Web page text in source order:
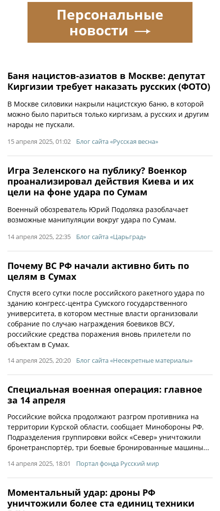
Баня нацистов-азиатов в Москве: депутат
Киргизии требует наказать русских (ФОТО)
В Москве силовики накрыли нацистскую баню, в которой
можно было париться только киргизам, а русских и другим
народы не пускали.
15 апреля 2025, 01:02 Блог сайта «Русская весна»
Игра Зеленского на публику? Военкор
проанализировал действия Киева и их
цели на фоне удара по Сумам
Военный обозреватель Юрий Подоляка разоблачает
возможные манипуляции вокруг удара по Сумам.
14 апреля 2025, 22:35 Блог сайта «Царьград»
Почему ВС РФ начали активно бить по
целям в Сумах
Спустя всего сутки после российского ракетного удара по
зданию конгресс-центра Сумского государственного
университета, в котором местные власти организовали
собрание по случаю награждения боевиков ВСУ,
российские средства поражения вновь прилетели по
объектам в Сумах.
14 апреля 2025, 20:20 Блог сайта «Несекретные материалы»
Специальная военная операция: главное
за 14 апреля
Российские войска продолжают разгром противника на
территории Курской области, сообщает Минобороны РФ.
Подразделения группировки войск «Север» уничтожили
бронетранспортёр, три боевые бронированные машины...
14 апреля 2025, 18:01 Портал фонда Русский мир
Моментальный удар: дроны РФ
уничтожили более ста единиц техники
Персональные
новости